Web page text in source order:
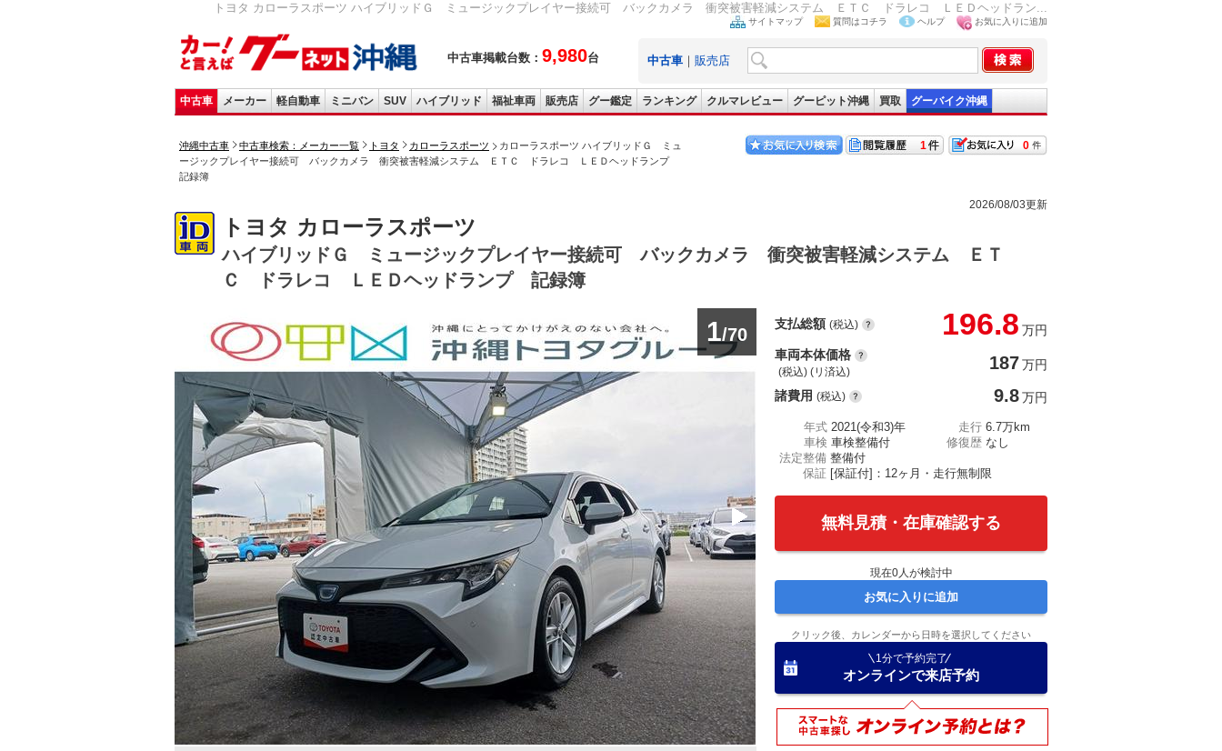
トヨタ カローラスポーツ ハイブリッドＧ ミュージックプレイヤー接続可 バックカメラ 衝突被害軽減システム ＥＴＣ ドラレコ ＬＥＤヘッドラン...
中古車掲載台数： 9,980台
サイトマップ 質問はコチラ ヘルプ お気に入りに追加
中古車 ｜ 販売店
中古車 メーカー 軽自動車 ミニバン SUV ハイブリッド 福祉車両 販売店 グー鑑定 ランキング クルマレビュー グーピット沖縄 買取 グーバイク沖縄
沖縄中古車 中古車検索：メーカー一覧 トヨタ カローラスポーツ
カローラスポーツ ハイブリッドＧ ミュ
ージックプレイヤー接続可 バックカメラ 衝突被害軽減システム ＥＴＣ ドラレコ ＬＥＤヘッドランプ
記録簿
0
1
2026/08/03更新
トヨタ カローラスポーツ
ハイブリッドＧ ミュージックプレイヤー接続可 バックカメラ 衝突被害軽減システム ＥＴ
Ｃ ドラレコ ＬＥＤヘッドランプ 記録簿
1/70
支払総額 (税込) 196.8 万円
車両本体価格
(税込) (リ済込) 187万円
諸費用 (税込) 9.8万円
年式 2021(令和3)年 走行 6.7万km
車検 車検整備付 修復歴 なし
法定整備 整備付
保証 [保証付]：12ヶ月・走行無制限
無料見積・在庫確認する
現在0人が検討中
お気に入りに追加
クリック後、カレンダーから日時を選択してください
1分で予約完了
オンラインで来店予約